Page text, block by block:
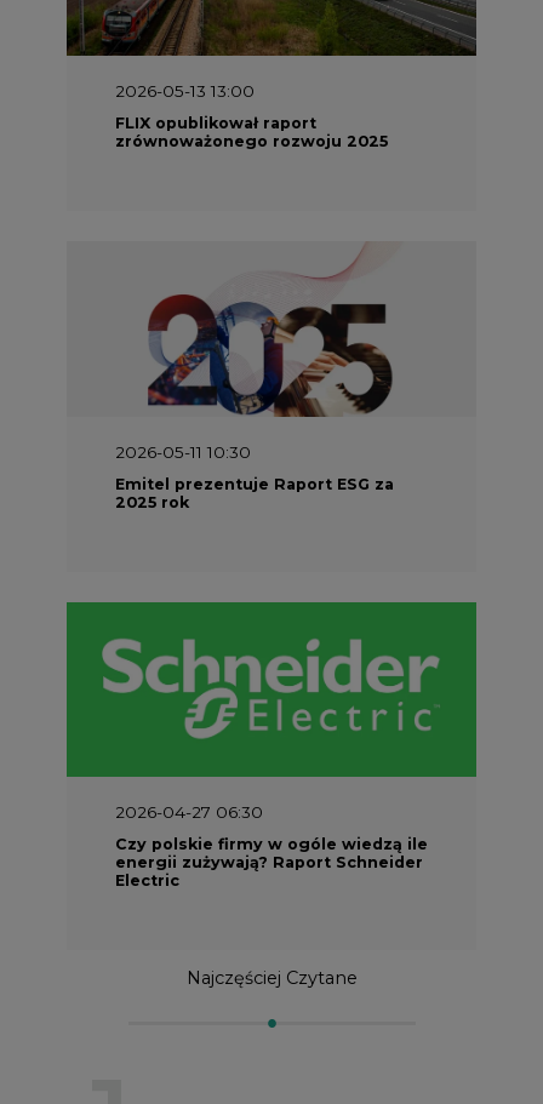
2026-05-13 13:00
FLIX opublikował raport
zrównoważonego rozwoju 2025
2026-05-11 10:30
Emitel prezentuje Raport ESG za
2025 rok
2026-04-27 06:30
Czy polskie firmy w ogóle wiedzą ile
energii zużywają? Raport Schneider
Electric
Najczęściej Czytane